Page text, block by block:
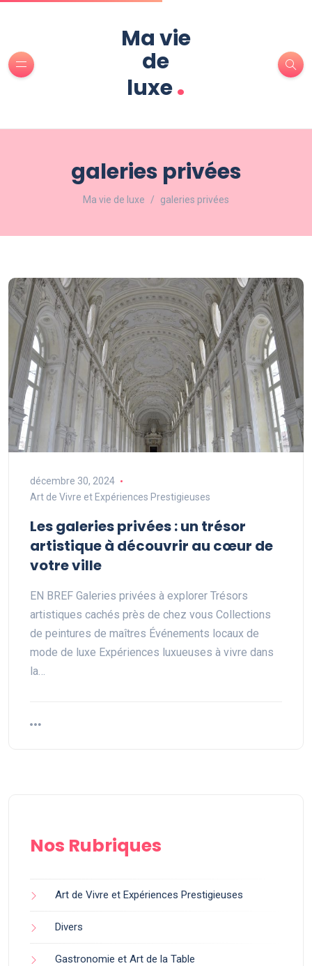
Ma vie
de
luxe.
galeries privées
Ma vie de luxe galeries privées
décembre 30, 2024
Art de Vivre et Expériences Prestigieuses
Les galeries privées : un trésor
artistique à découvrir au cœur de
votre ville
EN BREF Galeries privées à explorer Trésors
artistiques cachés près de chez vous Collections
de peintures de maîtres Événements locaux de
mode de luxe Expériences luxueuses à vivre dans
la…
Nos Rubriques
Art de Vivre et Expériences Prestigieuses
Divers
Gastronomie et Art de la Table